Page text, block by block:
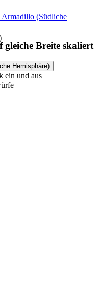
Armadillo (Südliche
gleiche Breite skaliert
Hemisphäre)
ein und aus